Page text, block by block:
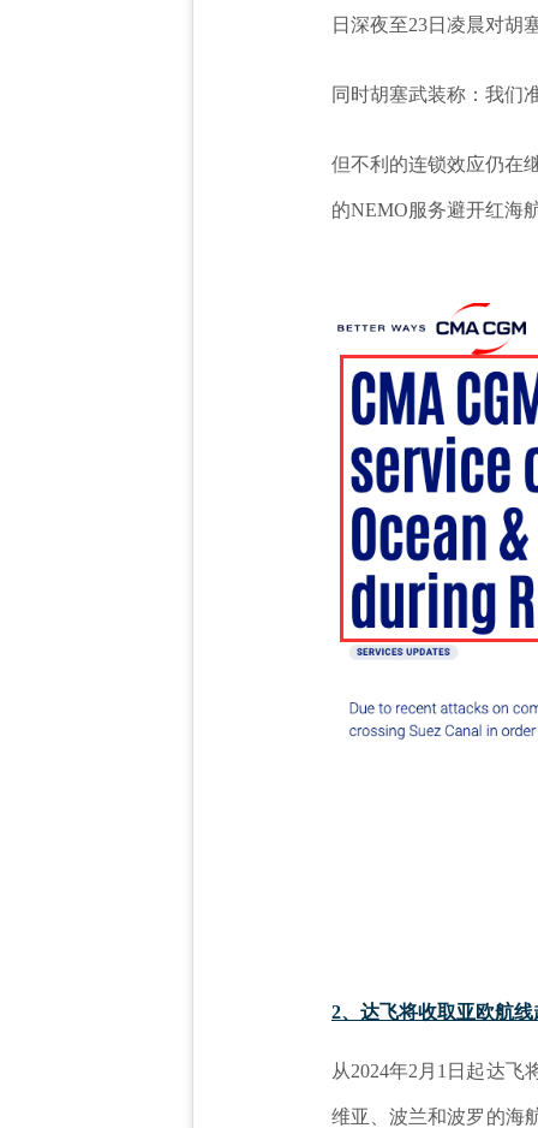
日深夜至23日凌晨对胡
同时胡塞武装称：我们
但不利的连锁效应仍在
的NEMO服务避开红海
2、达飞将收取亚欧航
从2024年2月1日起达飞
维亚、波兰和波罗的海